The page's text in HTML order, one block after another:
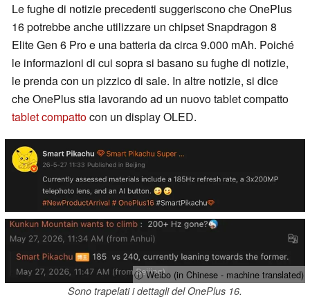
Le fughe di notizie precedenti suggeriscono che OnePlus
16 potrebbe anche utilizzare un chipset Snapdragon 8
Elite Gen 6 Pro e una batteria da circa 9.000 mAh. Poiché
le informazioni di cui sopra si basano su fughe di notizie,
le prenda con un pizzico di sale. In altre notizie, si dice
che OnePlus stia lavorando ad un nuovo tablet compatto
tablet compattocon un display OLED.
ⓘ Weibo (in Chinese - machine translated)
Sono trapelati i dettagli del OnePlus 16.